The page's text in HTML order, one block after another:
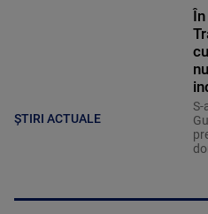
ȘTIRI ACTUALE
S-